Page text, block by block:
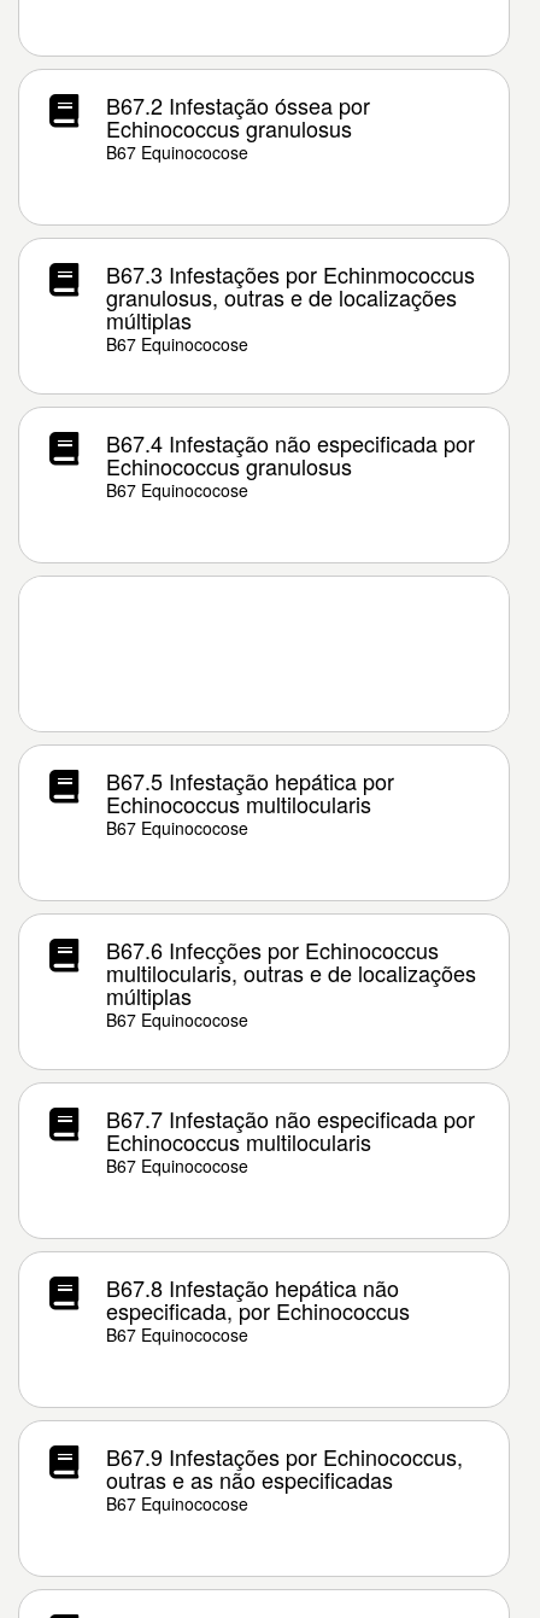
B67.2 Infestação óssea por
Echinococcus granulosus
B67 Equinococose
B67.3 Infestações por Echinmococcus
granulosus, outras e de localizações
múltiplas
B67 Equinococose
B67.4 Infestação não especificada por
Echinococcus granulosus
B67 Equinococose
B67.5 Infestação hepática por
Echinococcus multilocularis
B67 Equinococose
B67.6 Infecções por Echinococcus
multilocularis, outras e de localizações
múltiplas
B67 Equinococose
B67.7 Infestação não especificada por
Echinococcus multilocularis
B67 Equinococose
B67.8 Infestação hepática não
especificada, por Echinococcus
B67 Equinococose
B67.9 Infestações por Echinococcus,
outras e as não especificadas
B67 Equinococose